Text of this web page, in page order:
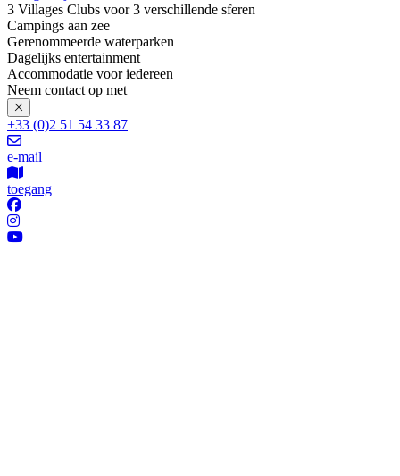
3 Villages Clubs voor 3 verschillende sferen
Campings aan zee
Gerenommeerde waterparken
Dagelijks entertainment
Accommodatie voor iedereen
Neem contact op met
+33 (0)2 51 54 33 87
e-mail
toegang